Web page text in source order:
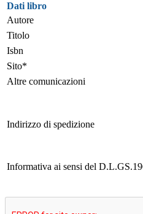
Dati libro
Autore
Titolo
Isbn
Sito*
Altre comunicazioni
Indirizzo di spedizione
Informativa ai sensi del